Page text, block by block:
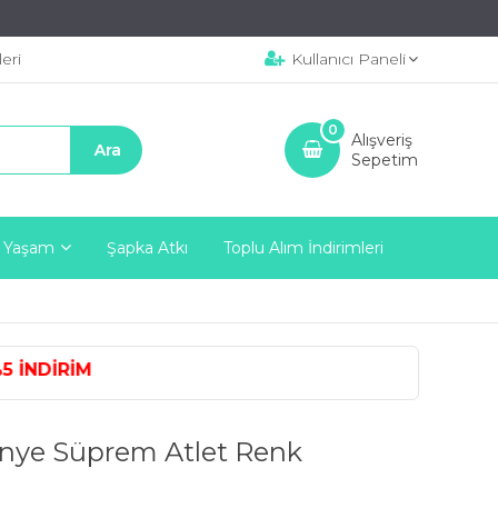
Kullanıcı Paneli
Alışveriş
Sepetim
0
Yaşam Şapka Atkı Toplu Alım İndirimleri
Süprem Atlet Renk